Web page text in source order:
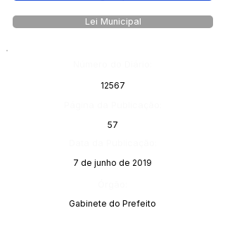
Lei Municipal
12567
57
7 de junho de 2019
Gabinete do Prefeito